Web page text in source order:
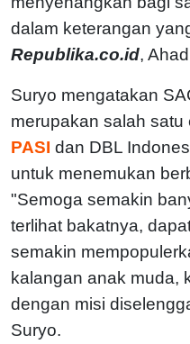
dalam keterangan
Republika.co.id,
Suryo mengatakan
merupakan salah
PASI dan DBL
untuk menemukan
"Semoga semakin
terlihat bakatnya,
semakin
kalangan anak muda,
dengan misi
Suryo.